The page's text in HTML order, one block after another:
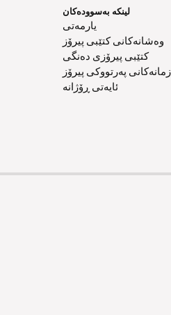
لینکە بەسوودەکان
یارمەتی
وەشانەکانی کتێبی پیرۆز
کتێبی پیرۆزی دەنگی
زمانەکانی پەرتووکی پیرۆز
ئایەتی ڕۆژانە